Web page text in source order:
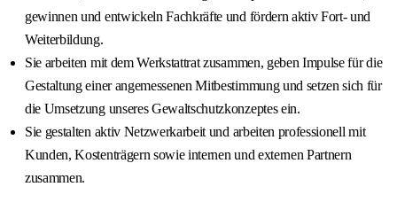
gewinnen und entwickeln Fachkräfte und fördern aktiv Fort- und
Weiterbildung.
Sie arbeiten mit dem Werkstattrat zusammen, geben Impulse für die
Gestaltung einer angemessenen Mitbestimmung und setzen sich für
die Umsetzung unseres Gewaltschutzkonzeptes ein.
Sie gestalten aktiv Netzwerkarbeit und arbeiten professionell mit
Kunden, Kostenträgern sowie internen und externen Partnern
zusammen.